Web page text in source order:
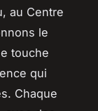
au Centre
le
touche
qui
Chaque